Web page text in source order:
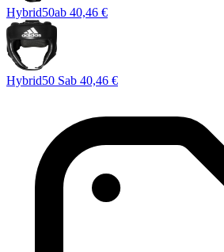
Hybrid50ab 40,46 €
Hybrid50 Sab 40,46 €